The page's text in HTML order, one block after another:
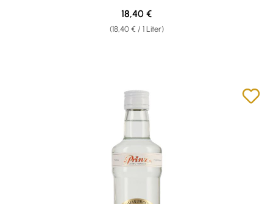
(18,40 € / 1 Liter)
Regulärer Preis:
18,40 €